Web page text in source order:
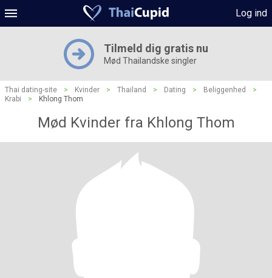
Log ind
Tilmeld dig gratis nu
Mød Thailandske singler
Thai dating-site > Kvinder > Thailand > Dating > Beliggenhed
>
Krabi
> Khlong Thom
Mød Kvinder fra Khlong Thom